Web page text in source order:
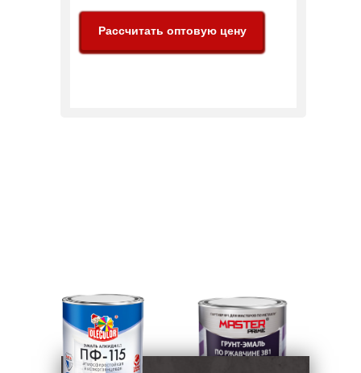
Рассчитать оптовую цену
НАШ ПОЛНЫЙ